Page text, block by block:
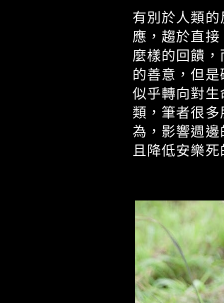
有別於人類
應，趨於直
麼樣的回饋
的善意，但
似乎轉向對
類，筆者很
為，影響週
且降低安樂